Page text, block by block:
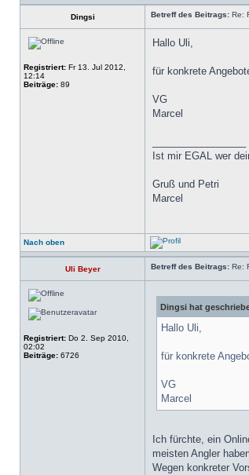
Dingsi Betreff des Beitrags: Re:
Registriert: Fr 13. Jul 2012,
12:14
Beiträge: 89
Hallo Uli,
für konkrete
VG
Marcel
Ist mir EGAL wer
Gruß und Petri
Marcel
Nach oben
Uli Beyer Betreff des Beitrags: Re:
Registriert: Do 2. Sep 2010,
02:02
Beiträge: 6726
Dingsi hat
Hallo Uli,
für konkrete
VG
Marcel
Ich fürchte, ein
meisten Angler
Wegen konkreter